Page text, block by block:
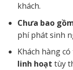
khách.
Chưa bao
phí phát sinh
Khách hàng
linh hoạt tùy